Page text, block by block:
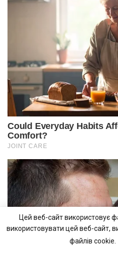
Цей веб-сайт використовує
використовувати цей веб-сайт,
файлів cookie.